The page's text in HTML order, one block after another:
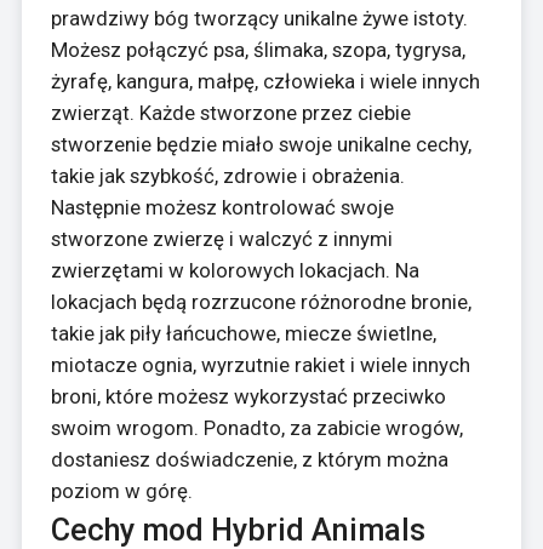
prawdziwy bóg tworzący unikalne żywe istoty.
Możesz połączyć psa, ślimaka, szopa, tygrysa,
żyrafę, kangura, małpę, człowieka i wiele innych
zwierząt. Każde stworzone przez ciebie
stworzenie będzie miało swoje unikalne cechy,
takie jak szybkość, zdrowie i obrażenia.
Następnie możesz kontrolować swoje
stworzone zwierzę i walczyć z innymi
zwierzętami w kolorowych lokacjach. Na
lokacjach będą rozrzucone różnorodne bronie,
takie jak piły łańcuchowe, miecze świetlne,
miotacze ognia, wyrzutnie rakiet i wiele innych
broni, które możesz wykorzystać przeciwko
swoim wrogom. Ponadto, za zabicie wrogów,
dostaniesz doświadczenie, z którym można
poziom w górę.
Cechy mod Hybrid Animals